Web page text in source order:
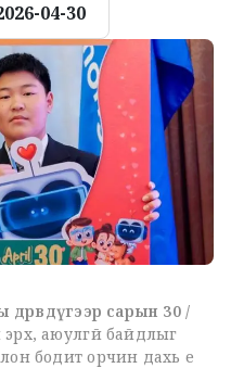
04-30
сарын 30 /
эрх, аюулгүй байдлыг
бодит орчин дахь үе